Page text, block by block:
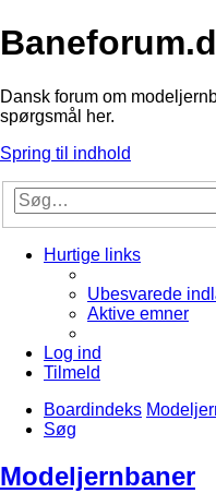
Dansk forum om
spørgsmål her.
Spring til indhold
Hurtige links
Ubesvarede
Aktive emner
Log ind
Tilmeld
Boardindeks
Søg
Modeljernbaner